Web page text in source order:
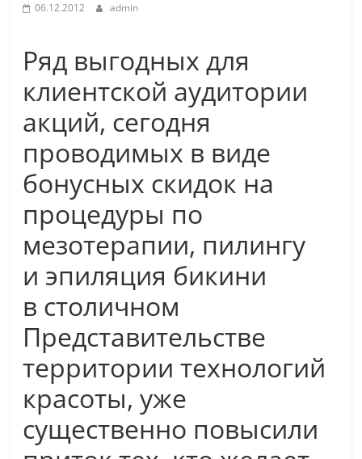
06.12.2012 admin
Ряд выгодных для
клиентской аудитории
акций, сегодня
проводимых в виде
бонусных скидок на
процедуры по
мезотерапии, пилингу
и эпиляция бикини
в столичном
Представительстве
территории технологий
красоты, уже
существенно повысили